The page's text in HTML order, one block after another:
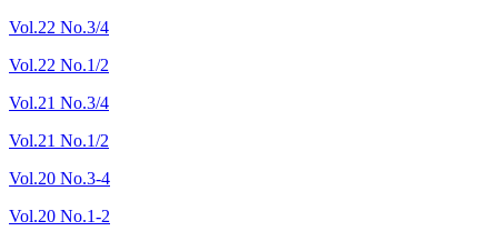
Vol.22 No.3/4
Vol.22 No.1/2
Vol.21 No.3/4
Vol.21 No.1/2
Vol.20 No.3-4
Vol.20 No.1-2